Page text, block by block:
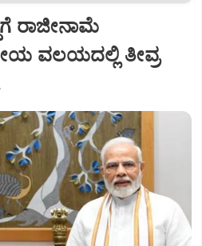
ರಾಜೀನಾಮೆ
ವಲಯದಲ್ಲಿ ತೀವ್ರ